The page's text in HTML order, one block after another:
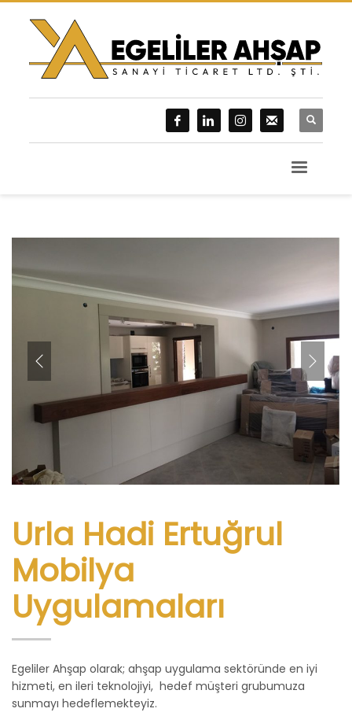
Urla Hadi Ertuğrul
Mobilya
Uygulamaları
Egeliler Ahşap olarak; ahşap uygulama sektöründe en iyi
hizmeti, en ileri teknolojiyi, hedef müşteri grubumuza
sunmayı hedeflemekteyiz.